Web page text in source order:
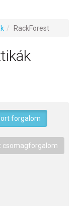
RackForest
forgalom
csomagforgalom